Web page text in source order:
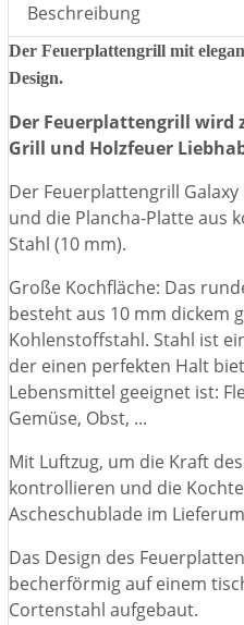
Beschreibung
Der Feuerplattengrill mit
Design.
Der Feuerplattengrill wird
Grill und Holzfeuer
Der Feuerplattengrill
und die Plancha-Platte aus
Stahl (10 mm).
Große Kochfläche: Das
besteht aus 10 mm dickem
Kohlenstoffstahl. Stahl ist
der einen perfekten Halt
Lebensmittel geeignet ist:
Gemüse, Obst, ...
Mit Luftzug, um die Kraft
kontrollieren und die
Ascheschublade im
Das Design des
becherförmig auf einem
Cortenstahl aufgebaut.